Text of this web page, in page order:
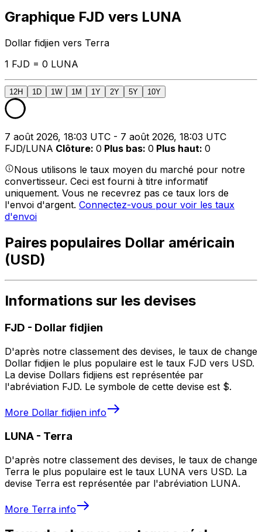
Graphique FJD vers LUNA
Dollar fidjien vers Terra
1 FJD = 0 LUNA
12H 1D 1W 1M 1Y 2Y 5Y 10Y
7 août 2026, 18:03 UTC - 7 août 2026, 18:03 UTC
FJD/LUNA Clôture: 0 Plus bas: 0 Plus haut: 0
Nous utilisons le taux moyen du marché pour notre
convertisseur. Ceci est fourni à titre informatif
uniquement. Vous ne recevrez pas ce taux lors de
l'envoi d'argent. Connectez-vous pour voir les taux
d'envoi
Paires populaires Dollar américain
(USD)
Informations sur les devises
FJD - Dollar fidjien
D'après notre classement des devises, le taux de change
Dollar fidjien le plus populaire est le taux FJD vers USD.
La devise Dollars fidjiens est représentée par
l'abréviation FJD. Le symbole de cette devise est $.
More Dollar fidjien info
LUNA - Terra
D'après notre classement des devises, le taux de change
Terra le plus populaire est le taux LUNA vers USD. La
devise Terra est représentée par l'abréviation LUNA.
More Terra info